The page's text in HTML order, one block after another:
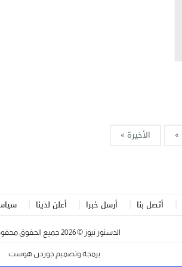
» الأخيرة »
أتصل بنا أرسل خبرا أعلن لدينا
الدستور نيوز © 2026 جميع الحقوق محفوظة.
برمجة وتصميم جوردن هوست